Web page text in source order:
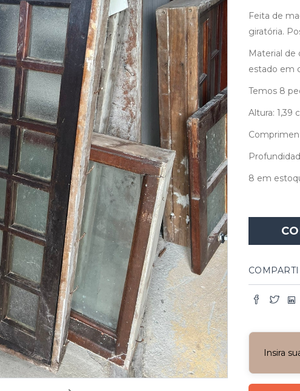
Feita de
giratória.
Material de
estado em
Temos 8
Altura: 1,39
8 em
Insira